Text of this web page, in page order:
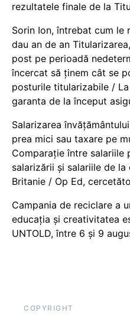
rezultatele finale de la
Sorin Ion, întrebat cum le
dau an de an
post pe perioadă
încercat să ținem cât se
posturile titularizabile /
garanta de la început
Salarizarea
prea mici sau taxare pe
Comparație între salariile
salarizării și salariile de
Britanie / Op Ed,
Campania de reciclare a
educația și creativitatea
UNTOLD, între 6 și 9
COPYRIGHT